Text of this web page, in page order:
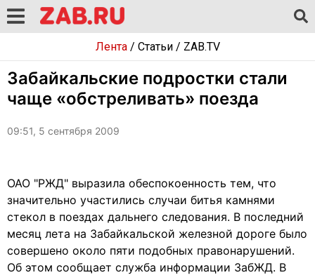
Лента/ Статьи/ ZAB.TV
Забайкальские подростки стали
чаще «обстреливать» поезда
09:51, 5 сентября 2009
ОАО "РЖД" выразила обеспокоенность тем, что
значительно участились случаи битья камнями
стекол в поездах дальнего следования. В последний
месяц лета на Забайкальской железной дороге было
совершено около пяти подобных правонарушений.
Об этом сообщает служба информации ЗабЖД. В